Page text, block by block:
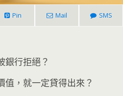
Pin Mail SMS
銀行拒絕？
值，就一定貸得出來？